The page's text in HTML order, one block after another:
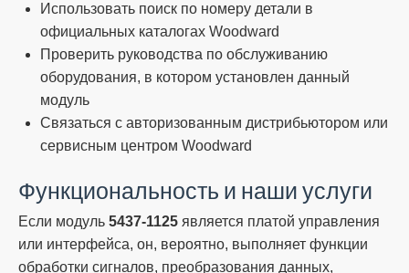
Использовать поиск по номеру детали в
официальных каталогах Woodward
Проверить руководства по обслуживанию
оборудования, в котором установлен данный
модуль
Связаться с авторизованным дистрибьютором или
сервисным центром Woodward
Функциональность и наши услуги
Если модуль 5437-1125 является платой управления
или интерфейса, он, вероятно, выполняет функции
обработки сигналов, преобразования данных,